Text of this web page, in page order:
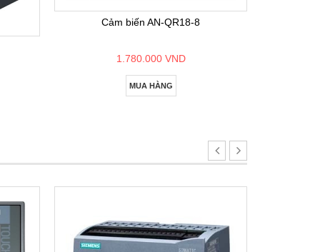
Cảm biến AN-QR18-8
1.780.000 VND
MUA HÀNG